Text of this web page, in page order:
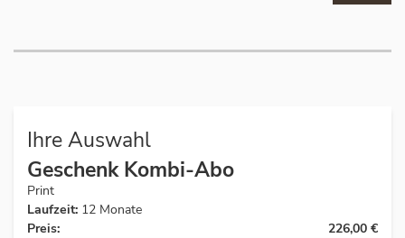
Ihre Auswahl
Geschenk Kombi-Abo
Print
Laufzeit: 12 Monate
Preis:
226,00 €